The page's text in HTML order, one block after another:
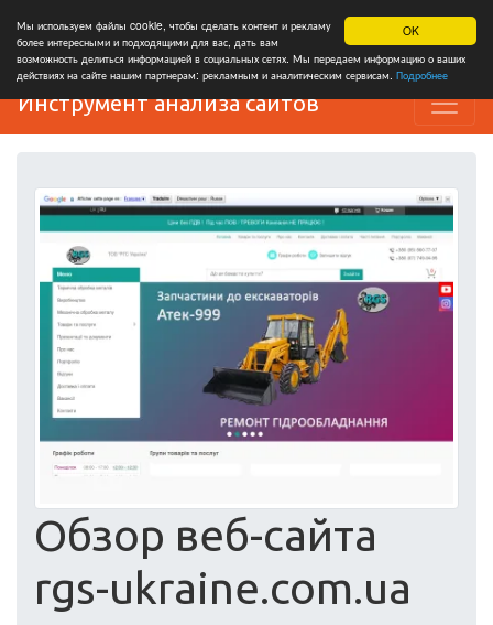
OK
Мы используем файлы cookie, чтобы сделать контент и рекламу
более интересными и подходящими для вас, дать вам
возможность делиться информацией в социальных сетях. Мы передаем информацию о ваших
действиях на сайте нашим партнерам: рекламным и аналитическим сервисам. Подробнее
Инструмент анализа сайтов
Обзор веб-сайта
rgs-ukraine.com.ua